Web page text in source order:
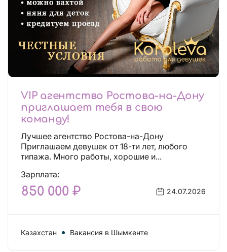
VIP агентство Ростова-на-Дону
приглашает тебя в свою
команду!
Лучшее агентство Ростова-на-Дону
Приглашаем девушек от 18-ти лет, любого
типажа. Много работы, хорошие и...
Зарплата:
850 000 ₽ 24.07.2026
Казахстан Вакансия в Шымкенте